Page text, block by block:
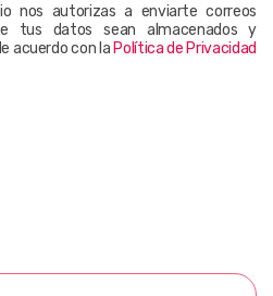
nos autorizas a enviarte correos
tus datos sean almacenados y
acuerdo con la Política de Privacidad